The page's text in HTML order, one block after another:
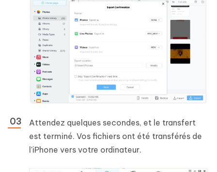
Attendez quelques secondes, et le transfert
est terminé. Vos fichiers ont été transférés de
l'iPhone vers votre ordinateur.